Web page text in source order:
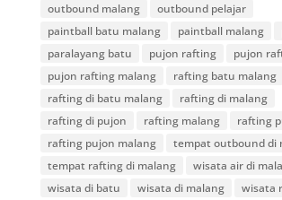
outbound malang
outbound pelajar
paintball batu malang
paintball malang
paralayang batu
pujon rafting
pujon
pujon rafting malang
rafting batu malang
rafting di batu malang
rafting di malang
rafting di pujon
rafting malang
rafting
rafting pujon malang
tempat outbound di
tempat rafting di malang
wisata air di
wisata di batu
wisata di malang wisata